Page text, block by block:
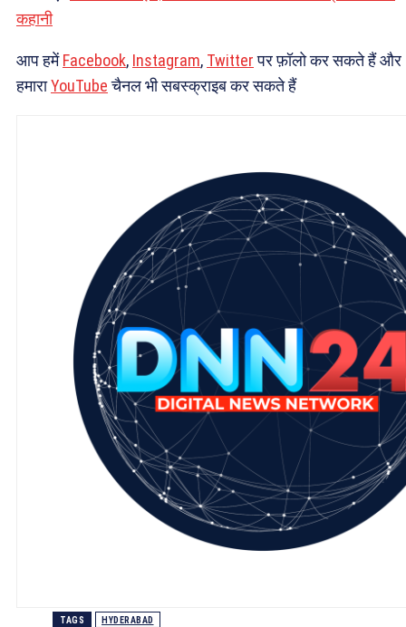
कहानी
आप हमेंFacebook, Instagram, Twitterपर फ़ॉलो कर सकते हैं और
हमाराYouTubeचैनल भी सबस्क्राइब कर सकते हैं
TAGS HYDERABAD